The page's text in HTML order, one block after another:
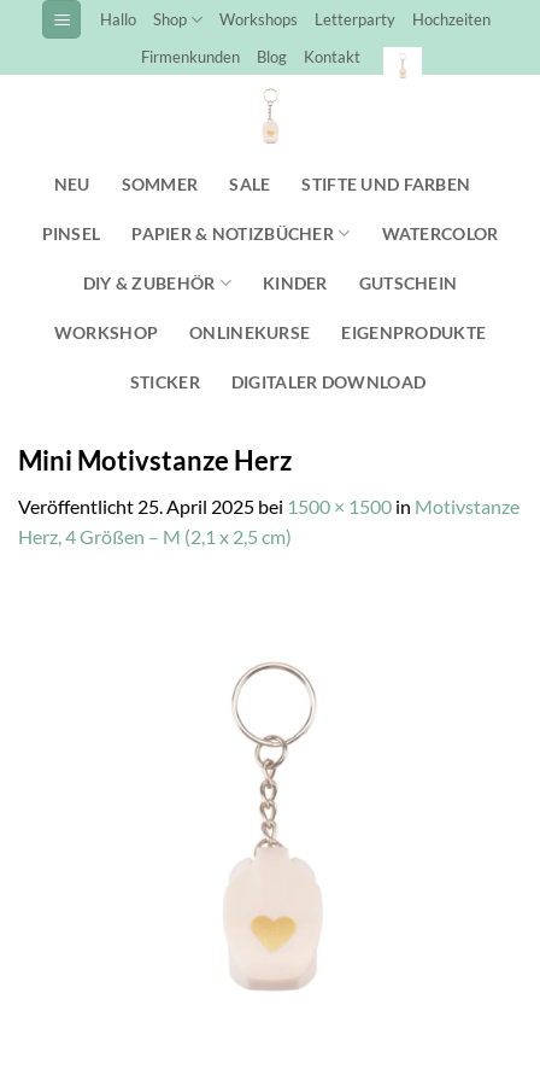
Inhalt
springen
Hallo Shop Workshops Letterparty
Hochzeiten
Firmenkunden
Blog Kontakt
NEU SOMMER SALE STIFTE UND FARBEN
PINSEL PAPIER & NOTIZBÜCHER WATERCOLOR
DIY & ZUBEHÖR KINDER GUTSCHEIN
WORKSHOP ONLINEKURSE EIGENPRODUKTE
STICKER DIGITALER DOWNLOAD
Mini Motivstanze Herz
Veröffentlicht 25. April 2025 bei 1500 × 1500 in Motivstanze
Herz, 4 Größen – M (2,1 x 2,5 cm)